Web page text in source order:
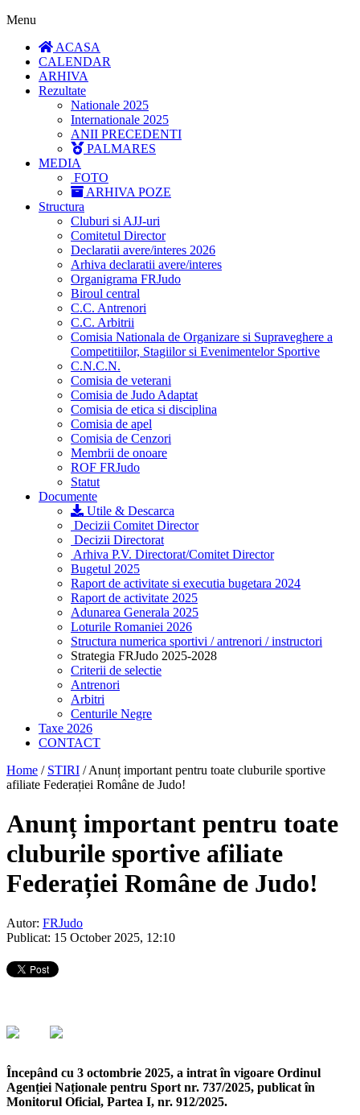
Menu
ACASA
CALENDAR
ARHIVA
Rezultate
Nationale 2025
Internationale 2025
ANII PRECEDENTI
PALMARES
MEDIA
FOTO
ARHIVA POZE
Structura
Cluburi si AJJ-uri
Comitetul Director
Declaratii avere/interes 2026
Arhiva declaratii avere/interes
Organigrama FRJudo
Biroul central
C.C. Antrenori
C.C. Arbitrii
Comisia Nationala de Organizare si Supraveghere a
Competitiilor, Stagiilor si Evenimentelor Sportive
C.N.C.N.
Comisia de veterani
Comisia de Judo Adaptat
Comisia de etica si disciplina
Comisia de apel
Comisia de Cenzori
Membrii de onoare
ROF FRJudo
Statut
Documente
Utile & Descarca
Decizii Comitet Director
Decizii Directorat
Arhiva P.V. Directorat/Comitet Director
Bugetul 2025
Raport de activitate si executia bugetara 2024
Raport de activitate 2025
Adunarea Generala 2025
Loturile Romaniei 2026
Structura numerica sportivi / antrenori / instructori
Strategia FRJudo 2025-2028
Criterii de selectie
Antrenori
Arbitri
Centurile Negre
Taxe 2026
CONTACT
Home / STIRI /Anunț important pentru toate cluburile sportive
afiliate Federației Române de Judo!
Anunț important pentru toate
cluburile sportive afiliate
Federației Române de Judo!
Autor: FRJudo
Publicat: 15 October 2025, 12:10
Începând cu 3 octombrie 2025, a intrat în vigoare Ordinul
Agenției Naționale pentru Sport nr. 737/2025, publicat în
Monitorul Oficial, Partea I, nr. 912/2025.